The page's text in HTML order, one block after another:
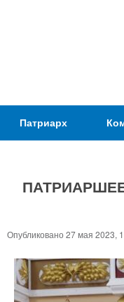
Патриаршая
Комиссия
вопросам
физической
спорта
Патриарх
здесь
Опубликовано 27 мая 2023,